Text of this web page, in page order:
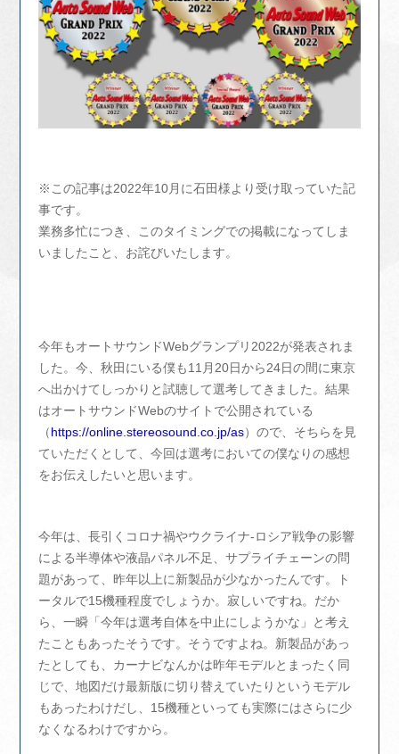
※この記事は2022年10月に石田様より受け取っていた記
事です。
業務多忙につき、このタイミングでの掲載になってしま
いましたこと、お詫びいたします。
今年もオートサウンドWebグランプリ2022が発表されま
した。今、秋田にいる僕も11月20日から24日の間に東京
へ出かけてしっかりと試聴して選考してきました。結果
はオートサウンドWebのサイトで公開されている
（https://online.stereosound.co.jp/as）ので、そちらを見
ていただくとして、今回は選考においての僕なりの感想
をお伝えしたいと思います。
今年は、長引くコロナ禍やウクライナ-ロシア戦争の影響
による半導体や液晶パネル不足、サプライチェーンの問
題があって、昨年以上に新製品が少なかったんです。ト
ータルで15機種程度でしょうか。寂しいですね。だか
ら、一瞬「今年は選考自体を中止にしようかな」と考え
たこともあったそうです。そうですよね。新製品があっ
たとしても、カーナビなんかは昨年モデルとまったく同
じで、地図だけ最新版に切り替えていたりというモデル
もあったわけだし、15機種といっても実際にはさらに少
なくなるわけですから。